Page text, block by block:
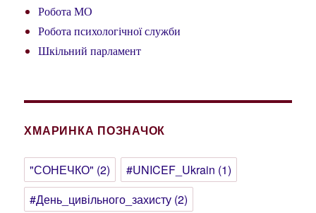
Робота МО
Робота психологічної служби
Шкільний парламент
ХМАРИНКА ПОЗНАЧОК
"СОНЕЧКО" (2) #UNICEF_Ukrain (1)
#День_цивільного_захисту (2)